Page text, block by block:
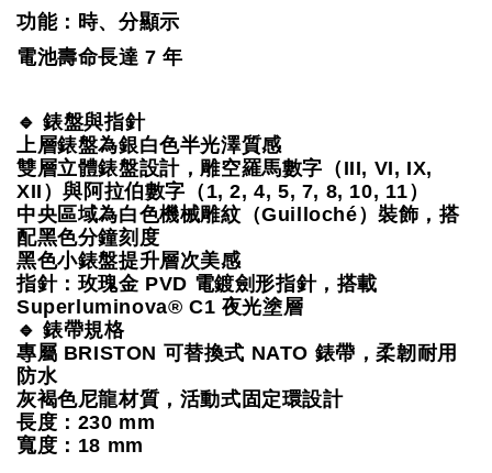
功能：時、分顯示
電池壽命長達 7 年
🔹 錶盤與指針
上層錶盤為銀白色半光澤質感
雙層立體錶盤設計，雕空羅馬數字（III, VI, IX,
XII）與阿拉伯數字（1, 2, 4, 5, 7, 8, 10, 11）
中央區域為白色機械雕紋（Guilloché）裝飾，搭
配黑色分鐘刻度
黑色小錶盤提升層次美感
指針：玫瑰金 PVD 電鍍劍形指針，搭載
Superluminova® C1 夜光塗層
🔹 錶帶規格
專屬 BRISTON 可替換式 NATO 錶帶，柔韌耐用
防水
灰褐色尼龍材質，活動式固定環設計
長度：230 mm
寬度：18 mm